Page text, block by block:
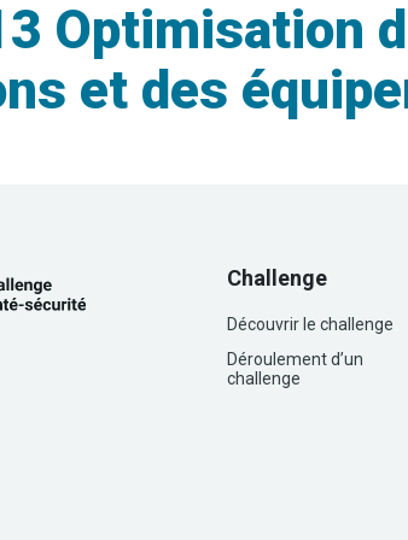
Optimisation
et des
Challenge
Découvrir le challenge
Déroulement d’un
challenge